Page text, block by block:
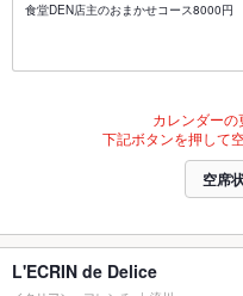
食堂DEN店主のおまかせコース8000円
カレンダーの
下記ボタンを押して
空席
L'ECRIN de Delice